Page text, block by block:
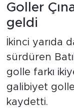
Goller
geldi
İkinci yarıda
sürdüren
golle farkı
galibiyet
kaydetti.